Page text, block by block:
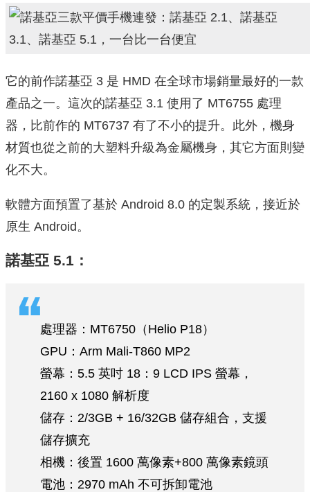
它的前作諾基亞 3 是 HMD 在全球市場銷量最好的一款
產品之一。這次的諾基亞 3.1 使用了 MT6755 處理
器，比前作的 MT6737 有了不小的提升。此外，機身
材質也從之前的大塑料升級為金屬機身，其它方面則變
化不大。
軟體方面預置了基於 Android 8.0 的定製系統，接近於
原生 Android。
諾基亞 5.1：
處理器：MT6750（Helio P18）
GPU：Arm Mali-T860 MP2
螢幕：5.5 英吋 18：9 LCD IPS 螢幕，
2160 x 1080 解析度
儲存：2/3GB + 16/32GB 儲存組合，支援
儲存擴充
相機：後置 1600 萬像素+800 萬像素鏡頭
電池：2970 mAh 不可拆卸電池